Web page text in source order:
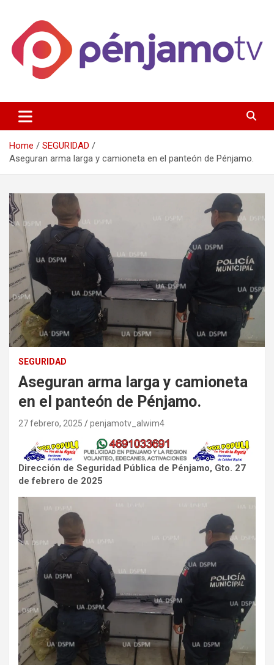
content
Penjamotv
Gto y la region.
Home
SEGURIDAD
Aseguran arma larga y camioneta en el panteón de Pénjamo.
SEGURIDAD
Aseguran arma larga y camioneta
en el panteón de Pénjamo.
27 febrero, 2025 penjamotv_alwim4
Dirección de Seguridad Pública de Pénjamo, Gto. 27
de febrero de 2025